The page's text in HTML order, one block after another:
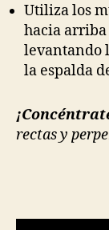
Utiliza los
hacia arriba
levantando
la espalda
rectas y